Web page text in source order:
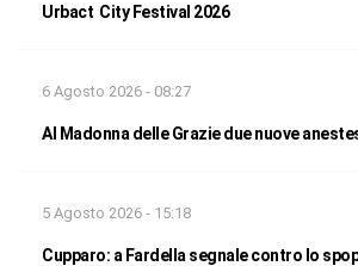
Urbact City Festival 2026
6 Agosto 2026 - 08:27
Al Madonna delle Grazie due nuove
5 Agosto 2026 - 15:18
Cupparo: a Fardella segnale contro lo